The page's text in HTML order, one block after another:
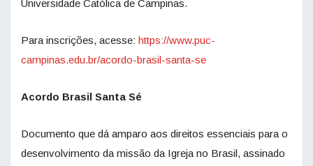
Universidade Católica de Campinas.
Para inscrições, acesse: https://www.puc-
campinas.edu.br/acordo-brasil-santa-se
Acordo Brasil Santa Sé
Documento que dá amparo aos direitos essenciais para o
desenvolvimento da missão da Igreja no Brasil, assinado